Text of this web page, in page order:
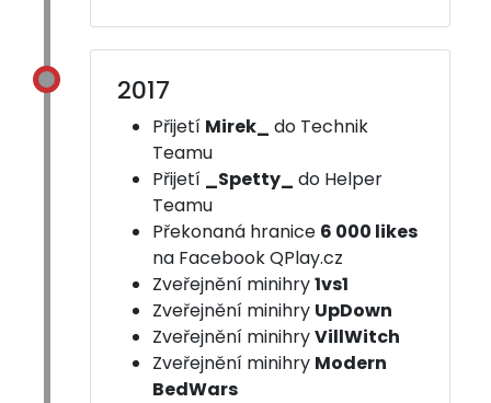
2017
Přijetí Mirek_
do Technik
Teamu
Přijetí
_Spetty_
do Helper
Teamu
Překonaná hranice 6 000 likes
na Facebook QPlay.cz
Zveřejnění minihry1vs1
Zveřejnění minihry UpDown
Zveřejnění minihryVillWitch
Zveřejnění minihry Modern
BedWars